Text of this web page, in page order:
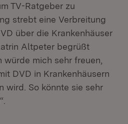
TV-Ratgeber zu
strebt eine Verbreitung
über die Krankenhäuser
Altpeter begrüßt
würde mich sehr freuen,
DVD in Krankenhäusern
wird. So könnte sie sehr